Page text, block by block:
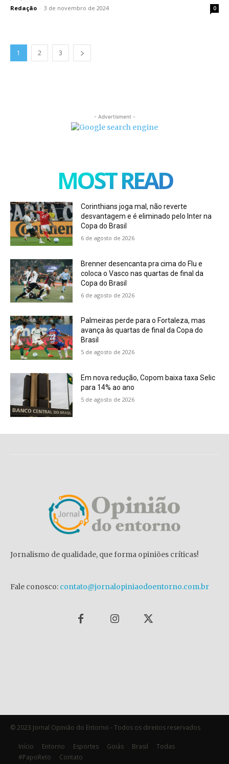
Redação - 3 de novembro de 2024 0
1 2 3
- Advertisment -
MOST READ
Corinthians joga mal, não reverte
desvantagem e é eliminado pelo Inter na
Copa do Brasil
6 de agosto de 2026
Brenner desencanta pra cima do Flu e
coloca o Vasco nas quartas de final da
Copa do Brasil
6 de agosto de 2026
Palmeiras perde para o Fortaleza, mas
avança às quartas de final da Copa do
Brasil
5 de agosto de 2026
Em nova redução, Copom baixa taxa Selic
para 14% ao ano
5 de agosto de 2026
Jornalismo de qualidade, que forma opiniões críticas!
Fale conosco: contato@jornalopiniaodoentorno.com.br
© 2023 Jornal Opinião do Entorno - Todos os direitos reservados
Início Entorno Esportes Goiás Brasil
Todas
#PapoReto
Contato